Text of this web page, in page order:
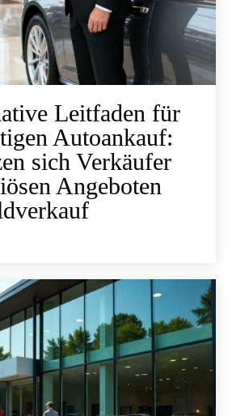
Leitfaden für
Autoankauf:
sich Verkäufer
Angeboten